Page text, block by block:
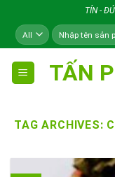
content
TÍN -
Tìm
kiếm:
TẤN
TAG ARCHIVES: